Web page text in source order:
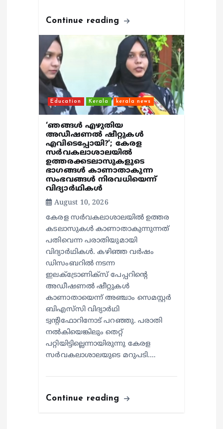
Continue reading
Education Kerala kerala news
‘ഞങ്ങള്‍ എഴുതിയ
അഡീഷണല്‍ ഷീറ്റുകള്‍
എവിടെപ്പോയി?’; കേരള
സര്‍വകലാശാലയില്‍
ഉത്തരക്കടലാസുകളുടെ
ഭാഗങ്ങള്‍ കാണാതാകുന്ന
സംഭവങ്ങള്‍ നിരവധിയെന്ന്
വിദ്യാര്‍ഥികള്‍
August 10, 2026
കേരള സര്‍വകലാശാലയില്‍ ഉത്തര
കടലാസുകള്‍ കാണാതാകുന്നുന്നത്
പതിവെന്ന പരാതിയുമായി
വിദ്യാര്‍ഥികള്‍. കഴിഞ്ഞ വര്‍ഷം
ഡിസംബറില്‍ നടന്ന
ഇലക്ട്രോണിക്‌സ് പേപ്പറിന്റെ
അഡീഷണല്‍ ഷീറ്റുകള്‍
കാണാതായെന്ന് അഞ്ചാം സെമസ്റ്റര്‍
ബിഎസ്‌സി വിദ്യാര്‍ഥി
ട്വന്റിഫോറിനോട് പറഞ്ഞു. പരാതി
നല്‍കിയെങ്കിലും തെറ്റ്
പറ്റിയിട്ടില്ലെന്നായിരുന്നു കേരള
സര്‍വകലാശാലയുടെ മറുപടി.…
Continue reading